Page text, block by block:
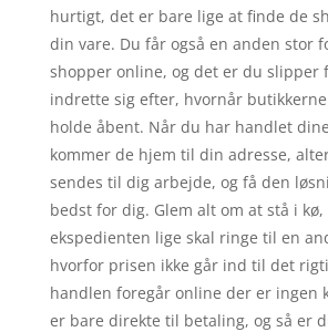
hurtigt, det er bare lige at finde de
din vare. Du får også en anden stor
shopper online, og det er du slipper
indrette sig efter, hvornår butikkerne
holde åbent. Når du har handlet
kommer de hjem til din adresse,
sendes til dig arbejde, og få den
bedst for dig. Glem alt om at stå i kø,
ekspedienten lige skal ringe til en
hvorfor prisen ikke går ind til det
handlen foregår online der er ingen
er bare direkte til betaling, og så er